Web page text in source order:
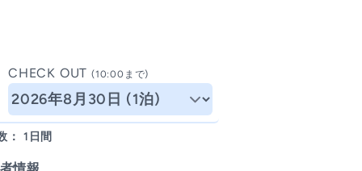
CHECK OUT (10:00まで)
： 1日間